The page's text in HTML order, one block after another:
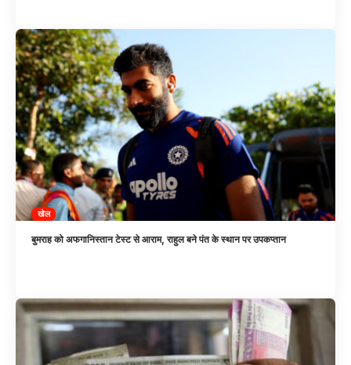
खेल
बुमराह को अफगानिस्तान टेस्ट से आराम, राहुल बने पंत के स्थान पर उपकप्तान